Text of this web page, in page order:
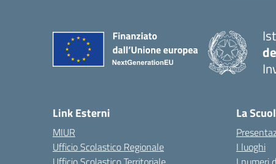
Link Esterni
MIUR
Ufficio Scolastico Regionale
La
I luoghi